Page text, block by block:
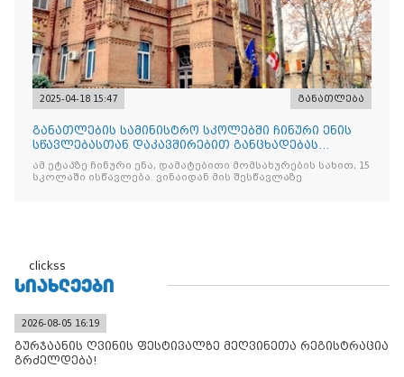
2025-04-18 15:47 განათლება
განათლების სამინისტრო სკოლებში ჩინური ენის
სწავლებასთან დაკავშირებით განცხადებას
ავრცელებს
ამ ეტაპზე ჩინური ენა, დამატებითი მომსახურების სახით, 15
სკოლაში ისწავლება. ვინაიდან მის შესწავლაზე
clickss
ᲡᲘᲐᲮᲚᲔᲔᲑᲘ
2026-08-05 16:19
გურჯაანის ღვინის ფესტივალზე მეღვინეთა რეგისტრაცია
გრძელდება!